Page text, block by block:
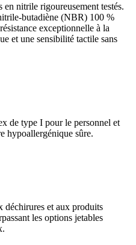
en nitrile rigoureusement testés.
butadiène (NBR) 100 %
exceptionnelle à la
et une sensibilité tactile sans
de type I pour le personnel et
hypoallergénique sûre.
déchirures et aux produits
les options jetables